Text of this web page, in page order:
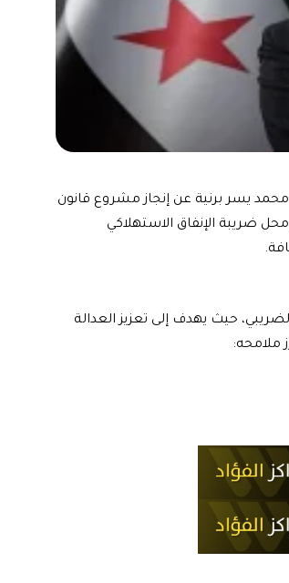
محمد يسر برنية عن إنجاز مشروع قانون
ضريبة الإنفاق الاستهلاكي
حيث يهدف إلى تعزيز العدالة
ملامحه: